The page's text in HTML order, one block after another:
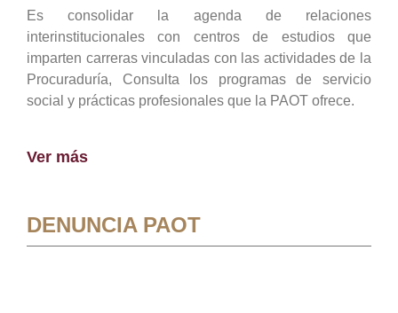
Es consolidar la agenda de relaciones
interinstitucionales con centros de estudios que
imparten carreras vinculadas con las actividades de la
Procuraduría, Consulta los programas de servicio
social y prácticas profesionales que la PAOT ofrece.
Ver más
DENUNCIA PAOT